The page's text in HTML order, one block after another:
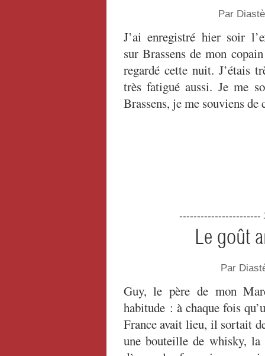
Par
J’ai enregistré hier soir
sur Brassens de mon
regardé cette nuit. J’étais
très fatigué aussi. Je me
Brassens, je me souviens
-----------------------
Le goût
Par
Guy, le père de mon
habitude : à chaque fois
France avait lieu, il sortait
une bouteille de whisky,